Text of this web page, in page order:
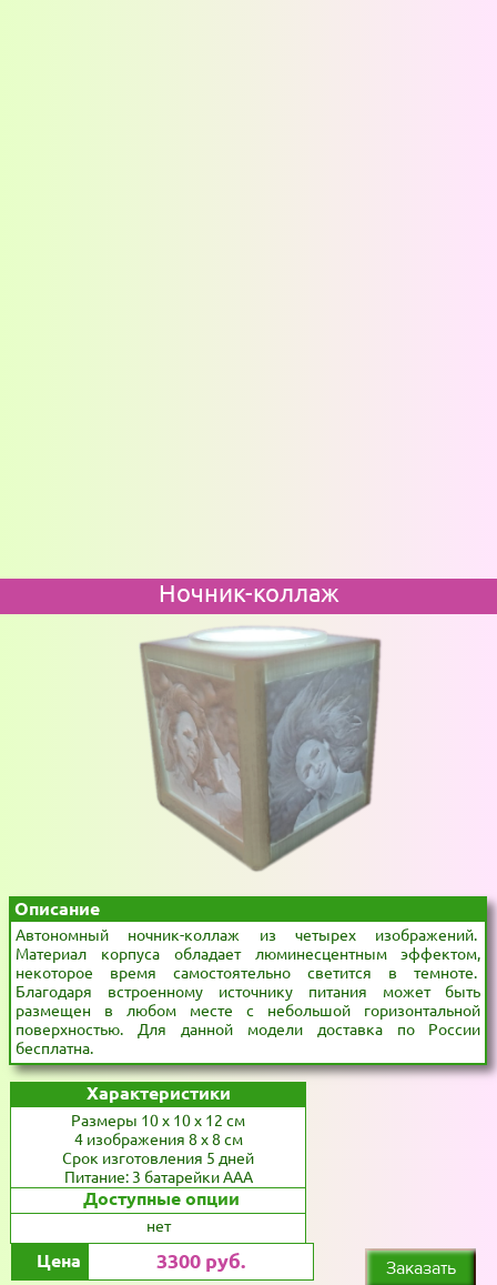
Ночник-коллаж
Автономный ночник-коллаж из четырех изображений.
Материал корпуса обладает люминесцентным эффектом,
некоторое время самостоятельно светится в темноте.
Благодаря встроенному источнику питания может быть
размещен в любом месте с небольшой горизонтальной
поверхностью. Для данной модели доставка по России
бесплатна.
Описание
Размеры 10 x 10 x 12 см
4 изображения 8 x 8 см
Срок изготовления 5 дней
Питание: 3 батарейки AAA
Характеристики
Доступные опции
нет
3300 руб.
Цена Заказать